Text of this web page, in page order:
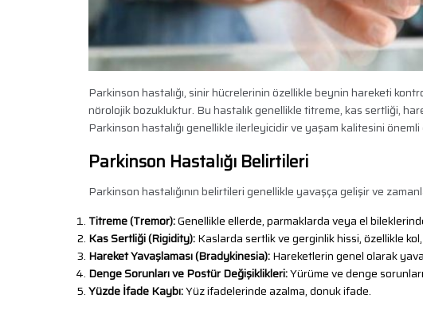
Parkinson hastalığı, sinir hücrelerinin özellikle beynin hareketi
nörolojik bozukluktur. Bu hastalık genellikle titreme, kas sertliği,
Parkinson hastalığı genellikle ilerleyicidir ve yaşam kalitesini
Parkinson Hastalığı Belirtileri
Parkinson hastalığının belirtileri genellikle yavaşça gelişir ve
Titreme (Tremor):Genellikle ellerde, parmaklarda veya el
Kas Sertliği (Rigidity):Kaslarda sertlik ve gerginlik hissi, özellikle
Hareket Yavaşlaması (Bradykinesia):Hareketlerin genel olarak
Denge Sorunları ve Postür Değişiklikleri:Yürüme ve denge
Yüzde İfade Kaybı:Yüz ifadelerinde azalma, donuk ifade.